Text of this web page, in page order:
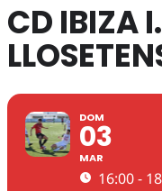
CD IBIZA
DOM
03
MAR
16:00 -